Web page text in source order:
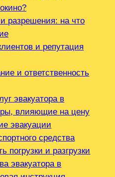
разрешения: на что
и репутация
и ответственность
эвакуатора в
влияющие на цену
эвакуации
средства
погрузки и разгрузки
эвакуатора в